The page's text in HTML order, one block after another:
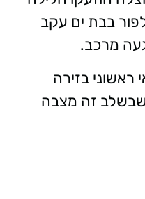
בבת ים עקב
מרכב.
ראשוני בזירה
הרגל (כבת 30) שבשלב זה מצבה